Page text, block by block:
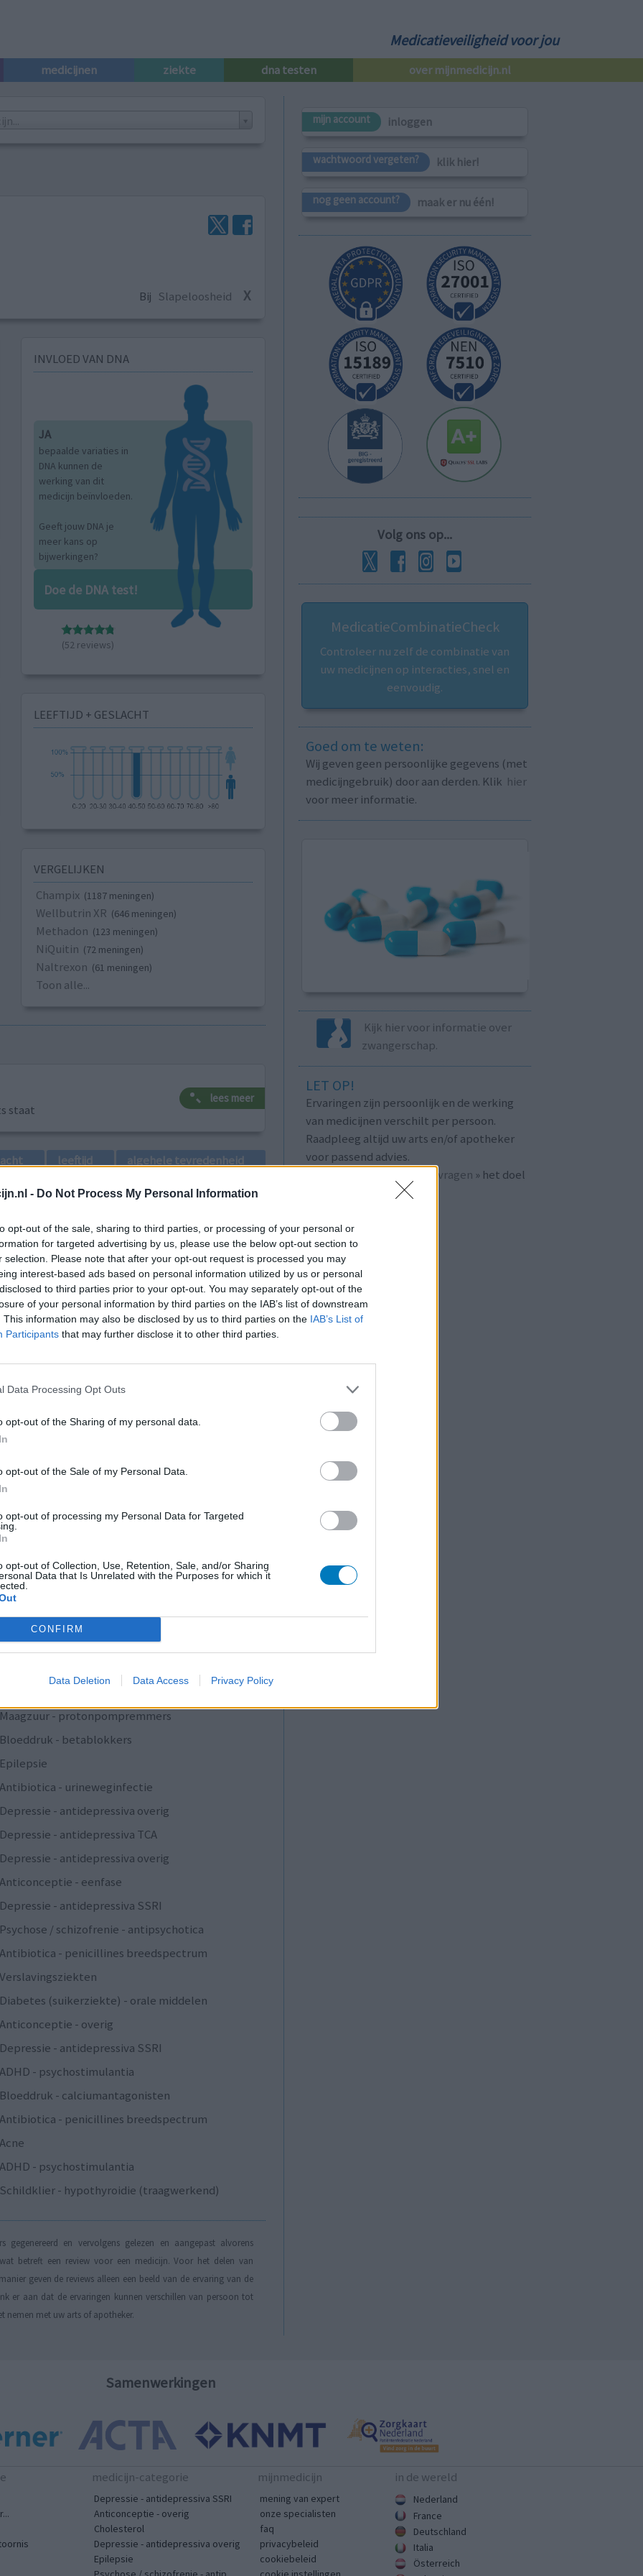
- Do Not Process My Personal Information
opt-out of the sale, sharing to third parties, or processing of your personal or
for targeted advertising by us, please use the below opt-out section to
selection. Please note that after your opt-out request is processed you may
interest-based ads based on personal information utilized by us or personal
to third parties prior to your opt-out. You may separately opt-out of the
of your personal information by third parties on the IAB’s list of downstream
This information may also be disclosed by us to third parties on the IAB’s List of
Participants that may further disclose it to other third parties.
Data Processing Opt Outs
opt-out of the Sharing of my personal data.
opt-out of the Sale of my Personal Data.
opt-out of processing my Personal Data for Targeted
opt-out of Collection, Use, Retention, Sale, and/or Sharing
Data that Is Unrelated with the Purposes for which it
CONFIRM
Data Deletion Data Access Privacy Policy
Medicatieveiligheid voor jou
medicijnen ziekte dna testen over mijnmedicijn.nl
Bij Slapeloosheid X
INVLOED VAN DNA
JA
bepaalde variaties in
DNA kunnen de
werking van dit
medicijn beïnvloeden.
Geeft jouw DNA je
meer kans op
bijwerkingen?
Doe de DNA test!
(52 reviews)
LEEFTIJD + GESLACHT
VERGELIJKEN
Champix (1187 meningen)
Wellbutrin XR (646 meningen)
Methadon (123 meningen)
NiQuitin (72 meningen)
Naltrexon (61 meningen)
Toon alle...
staat
lees meer
leeftijd algehele tevredenheid
1
Effectiviteit
Depressie - antidepressiva SSRI
Depressie - antidepressiva SSRI
Cholesterol
Verslavingsziekten
Depressie - antidepressiva overig
Maagzuur - protonpompremmers
Bloeddruk - betablokkers
Epilepsie
Antibiotica - urineweginfectie
Depressie - antidepressiva overig
Depressie - antidepressiva TCA
Depressie - antidepressiva overig
Anticonceptie - eenfase
Depressie - antidepressiva SSRI
Psychose / schizofrenie - antipsychotica
Antibiotica - penicillines breedspectrum
Verslavingsziekten
Diabetes (suikerziekte) - orale middelen
Anticonceptie - overig
Depressie - antidepressiva SSRI
ADHD - psychostimulantia
Bloeddruk - calciumantagonisten
Antibiotica - penicillines breedspectrum
Acne
ADHD - psychostimulantia
Schildklier - hypothyroidie (traagwerkend)
en vervolgens gelezen en aangepast alvorens
betreft een review voor een medicijn. Voor het delen van
geven de reviews alleen een beeld van de ervaring van de
er aan dat de ervaringen kunnen verschillen van persoon tot
met uw arts of apotheker.
mijn account inloggen
wachtwoord vergeten? klik hier!
nog geen account? maak er nu één!
Volg ons op...
MedicatieCombinatieCheck
Controleer nu zelf de combinatie van
uw medicijnen op interacties, snel en
eenvoudig.
Goed om te weten:
Wij geven geen persoonlijke gegevens (met
medicijngebruik) door aan derden. Klik hier
voor meer informatie.
Kijk hier voor informatie over
zwangerschap.
LET OP!
Ervaringen zijn persoonlijk en de werking
van medicijnen verschilt per persoon.
Raadpleeg altijd uw arts en/of apotheker
voor passend advies.
veelgestelde vragen » het doel
mijnmedicijn.nl.
Samenwerkingen
medicijn-categorie
Depressie - antidepressiva SSRI
Anticonceptie - overig
Cholesterol
Depressie - antidepressiva overig
Epilepsie
mijnmedicijn
mening van expert
onze specialisten
faq
privacybeleid
cookiebeleid
in de wereld
Nederland
France
Deutschland
Italia
Österreich